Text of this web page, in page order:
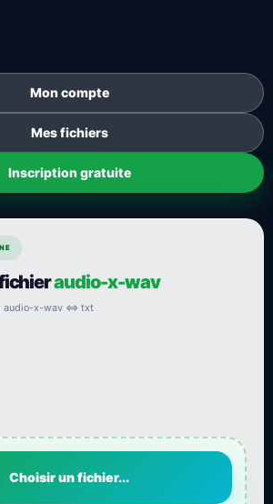
Mon compte
Mes fichiers
Inscription gratuite
audio-x-wav
: audio-x-wav ⇔ txt
Choisir un fichier...